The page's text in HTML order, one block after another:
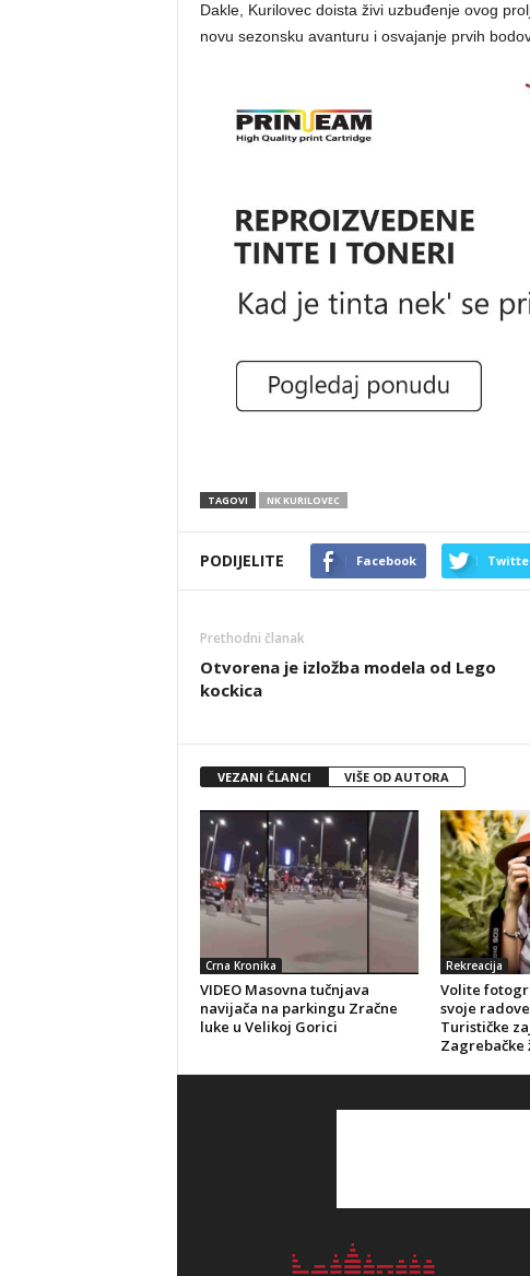
Dakle, Kurilovec doista živi uzbuđenje ovog
novu sezonsku avanturu i osvajanje prvih
TAGOVI NK KURILOVEC
PODIJELITE Facebook
Prethodni članak
Otvorena je izložba modela od Lego
kockica
VEZANI ČLANCI VIŠE OD AUTORA
Crna Kronika
VIDEO Masovna tučnjava
navijača na parkingu Zračne
luke u Velikoj Gorici
Rekreacija
Volite
svoje
Turističke
Zagrebačke